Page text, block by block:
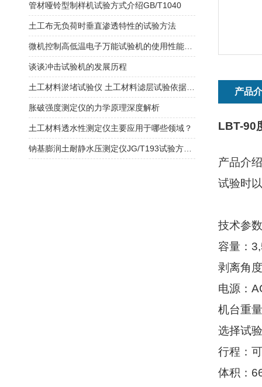
产品
LBT-90
产品介绍
试验时
技术参
容量：
剥离角
电源：
机台重
选择试
行程：
体积：
管材哑铃型制样机试验方式介绍GB/T1040
土工布无负荷时垂直渗透特性的试验方法
谈谈冲击试验机的发展历程
胀破强度测定仪的力学原理深度解析
土工材料透水性测定仪主要应用于哪些领域？